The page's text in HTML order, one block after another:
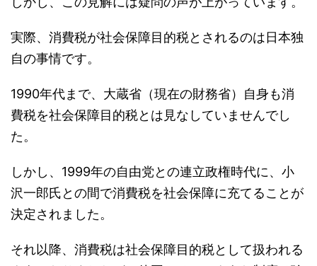
実際、消費税が社会保障目的税とされるのは日本独
自の事情です。
1990年代まで、大蔵省（現在の財務省）自身も消
費税を社会保障目的税とは見なしていませんでし
た。
しかし、1999年の自由党との連立政権時代に、小
沢一郎氏との間で消費税を社会保障に充てることが
決定されました。
それ以降、消費税は社会保障目的税として扱われる
ようになりましたが、他国ではこのような制度は珍